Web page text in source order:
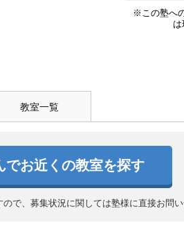
※この塾へ
は
教室一覧
でお近くの教室を探す
で、募集状況に関しては塾様に直接お問い